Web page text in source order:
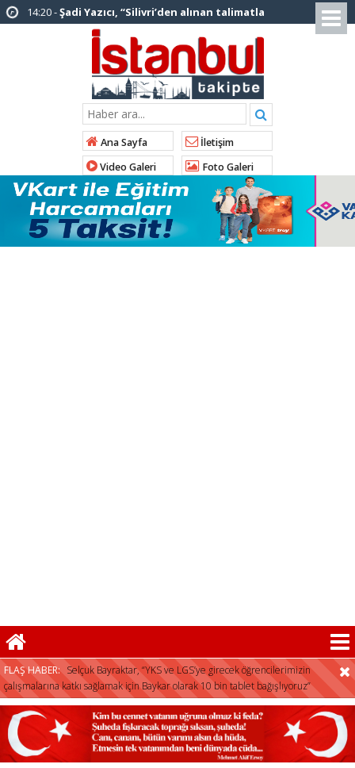
hakkımda karalama kampanyası yürütülüyor”
AK Parti’ye katılan ilçe belediye
başkanlarından İl Başkanı Özdemir’e ziyaret
Tuzla Belediye Başkanı Eren Ali
Bingöl’den İBB’ye tepki
İstanbul Emniyet Müdürlüğünden
“Gök Kubbe’de, Mavi Vatan’da, Şanlı Topraklarda:
İstanbul Emniyeti Her Yerde” paylaşımı
19:26 -
Çekmeköy Belediye Başkanı Orhan
Çerkez AK Parti’ye katıldı
16:56 -İstanbul’da 4 CHP’li belediye başkanı
Ana Sayfa
İletişim
Video Galeri
Foto Galeri
FLAŞ HABER: Selçuk Bayraktar, “YKS ve LGS’ye girecek öğrencilerimizin
çalışmalarına katkı sağlamak için Baykar olarak 10 bin tablet bağışlıyoruz”